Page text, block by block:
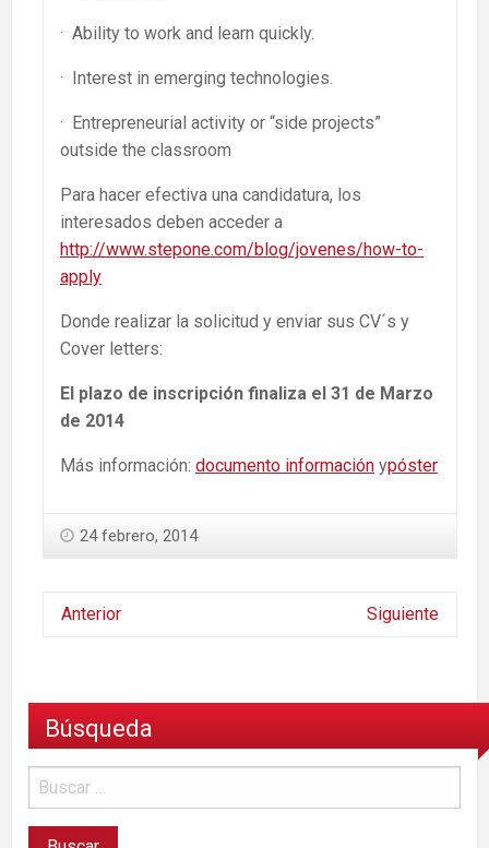
· Ability to work and learn quickly.
· Interest in emerging technologies.
· Entrepreneurial activity or “side projects”
outside the classroom
Para hacer efectiva una candidatura, los
interesados deben acceder a
http://www.stepone.com/blog/jovenes/how-to-
apply
Donde realizar la solicitud y enviar sus CV´s y
Cover letters:
El plazo de inscripción finaliza el 31 de Marzo
de 2014
Más información: documento información ypóster
24 febrero, 2014
Anterior Siguiente
Búsqueda